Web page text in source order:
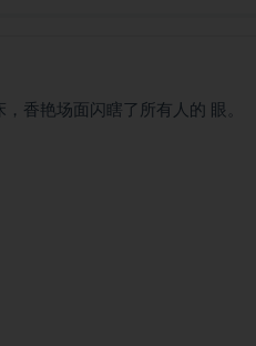
香艳场面闪瞎了所有人的 眼。